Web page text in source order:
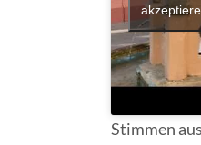
Stimmen